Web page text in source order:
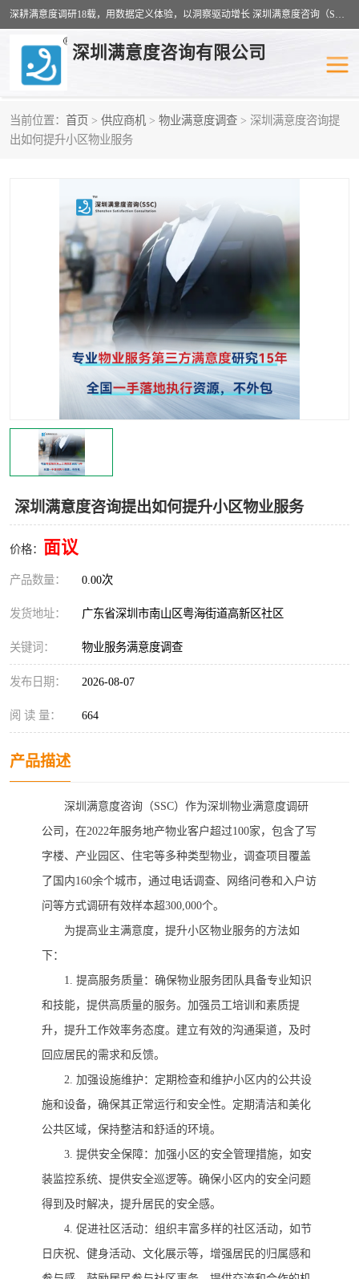
深耕满意度调研18载，用数据定义体验，以洞察驱动增长 深圳满意度咨询（SSC）：十八年专注，丈量每一份体验。
深圳满意度咨询有限公司
当前位置： 首页 > 供应商机 > 物业满意度调查 > 深圳满意度咨询提
出如何提升小区物业服务
深圳满意度咨询提出如何提升小区物业服务
价格： 面议
产品数量： 0.00次
发货地址： 广东省深圳市南山区粤海街道高新区社区
关键词： 物业服务满意度调查
发布日期： 2026-08-07
阅 读 量： 664
产品描述
深圳满意度咨询（SSC）作为深圳物业满意度调研
公司，在2022年服务地产物业客户超过100家，包含了写
字楼、产业园区、住宅等多种类型物业，调查项目覆盖
了国内160余个城市，通过电话调查、网络问卷和入户访
问等方式调研有效样本超300,000个。
为提高业主满意度， 提升小区物业服务的方法如
下：
1. 提高服务质量：确保物业服务团队具备专业知识
和技能，提供高质量的服务。加强员工培训和素质提
升，提升工作效率务态度。建立有效的沟通渠道，及时
回应居民的需求和反馈。
2. 加强设施维护：定期检查和维护小区内的公共设
施和设备，确保其正常运行和安全性。定期清洁和美化
公共区域，保持整洁和舒适的环境。
3. 提供安全保障：加强小区的安全管理措施，如安
装监控系统、提供安全巡逻等。确保小区内的安全问题
得到及时解决，提升居民的安全感。
4. 促进社区活动：组织丰富多样的社区活动，如节
日庆祝、健身活动、文化展示等，增强居民的归属感和
物业满意度调查
公共事务满意度调查 餐饮业满意度调查
营商环境满意度 员工满意度
服务满意度调查 汽车行业满意度